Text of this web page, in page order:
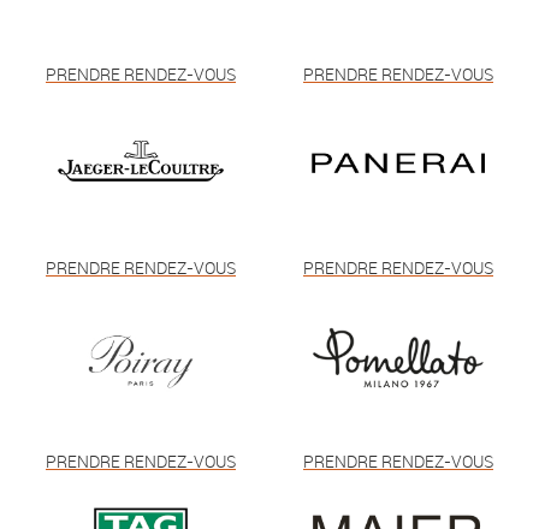
PRENDRE RENDEZ-VOUS PRENDRE RENDEZ-VOUS
PRENDRE RENDEZ-VOUS PRENDRE RENDEZ-VOUS
PRENDRE RENDEZ-VOUS PRENDRE RENDEZ-VOUS